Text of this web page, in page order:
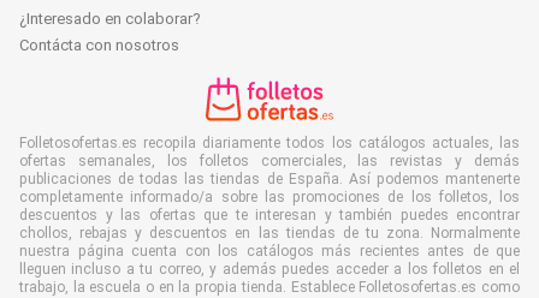
¿Interesado en colaborar?
Contácta con nosotros
Folletosofertas.es recopila diariamente todos los catálogos actuales, las
ofertas semanales, los folletos comerciales, las revistas y demás
publicaciones de todas las tiendas de España. Así podemos mantenerte
completamente informado/a sobre las promociones de los folletos, los
descuentos y las ofertas que te interesan y también puedes encontrar
chollos, rebajas y descuentos en las tiendas de tu zona. Normalmente
nuestra página cuenta con los catálogos más recientes antes de que
lleguen incluso a tu correo, y además puedes acceder a los folletos en el
trabajo, la escuela o en la propia tienda. Establece Folletosofertas.es como